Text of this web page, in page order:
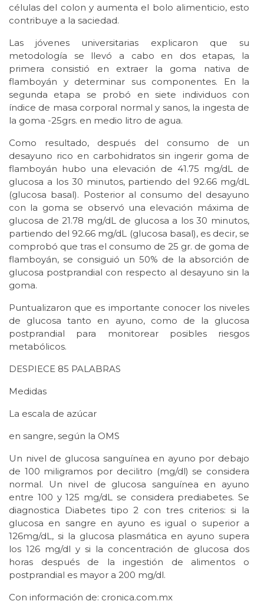
células del colon y aumenta el bolo alimenticio, esto
contribuye a la saciedad.
Las jóvenes universitarias explicaron que su
metodología se llevó a cabo en dos etapas, la
primera consistió en extraer la goma nativa de
flamboyán y determinar sus componentes. En la
segunda etapa se probó en siete individuos con
índice de masa corporal normal y sanos, la ingesta de
la goma -25grs. en medio litro de agua.
Como resultado, después del consumo de un
desayuno rico en carbohidratos sin ingerir goma de
flamboyán hubo una elevación de 41.75 mg/dL de
glucosa a los 30 minutos, partiendo del 92.66 mg/dL
(glucosa basal). Posterior al consumo del desayuno
con la goma se observó una elevación máxima de
glucosa de 21.78 mg/dL de glucosa a los 30 minutos,
partiendo del 92.66 mg/dL (glucosa basal), es decir, se
comprobó que tras el consumo de 25 gr. de goma de
flamboyán, se consiguió un 50% de la absorción de
glucosa postprandial con respecto al desayuno sin la
goma.
Puntualizaron que es importante conocer los niveles
de glucosa tanto en ayuno, como de la glucosa
postprandial para monitorear posibles riesgos
metabólicos.
DESPIECE 85 PALABRAS
Medidas
La escala de azúcar
en sangre, según la OMS
Un nivel de glucosa sanguínea en ayuno por debajo
de 100 miligramos por decilitro (mg/dl) se considera
normal. Un nivel de glucosa sanguínea en ayuno
entre 100 y 125 mg/dL se considera prediabetes. Se
diagnostica Diabetes tipo 2 con tres criterios: si la
glucosa en sangre en ayuno es igual o superior a
126mg/dL, si la glucosa plasmática en ayuno supera
los 126 mg/dl y si la concentración de glucosa dos
horas después de la ingestión de alimentos o
postprandial es mayor a 200 mg/dl.
Con información de: cronica.com.mx